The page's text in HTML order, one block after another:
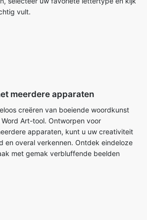
vult.
meerdere apparaten
creëren van boeiende woordkunst
Art-tool. Ontworpen voor
apparaten, kunt u uw creativiteit
en overal verkennen. Ontdek eindeloze
met gemak verbluffende beelden